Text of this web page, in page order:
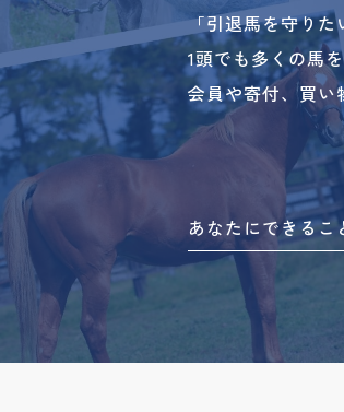
「引退馬を守りた
1頭でも多くの馬
会員や寄付、買い
あなたにできるこ